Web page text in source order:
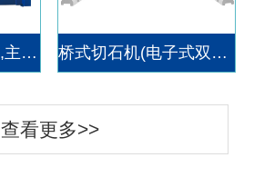
桥式切石机(一体型,主机旋转带倾斜,台车360度)HC-450/600B 桥式切石机(电子式双刀靠模仿形)HC-600/300
查看更多>>